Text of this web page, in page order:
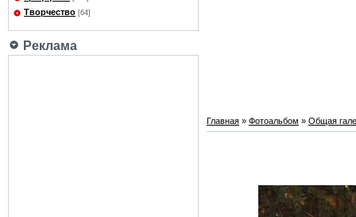
Творчество [64]
Реклама
Главная » Фотоальбом » Общая